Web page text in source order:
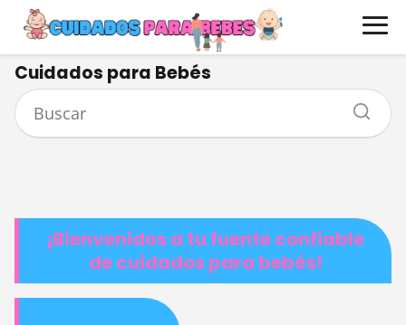
Cuidados para Bebés
¡Bienvenidos a tu fuente confiable
de cuidados para bebés!